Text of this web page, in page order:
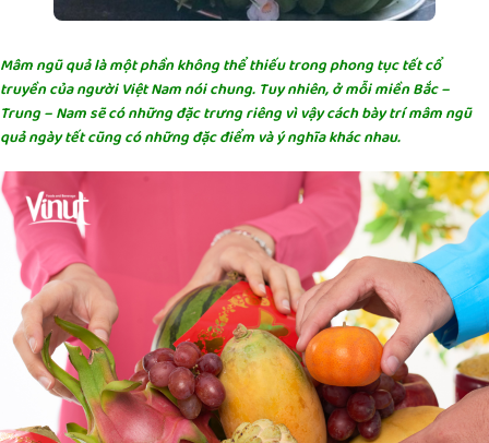
Mâm ngũ quả là một phần không thể thiếu trong phong tục tết cổ
truyền của người Việt Nam nói chung. Tuy nhiên, ở mỗi miền Bắc –
Trung – Nam sẽ có những đặc trưng riêng vì vậy cách bày trí mâm ngũ
quả ngày tết cũng có những đặc điểm và ý nghĩa khác nhau.